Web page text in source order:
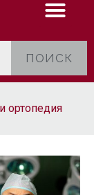
ПОИСК
ортопедия